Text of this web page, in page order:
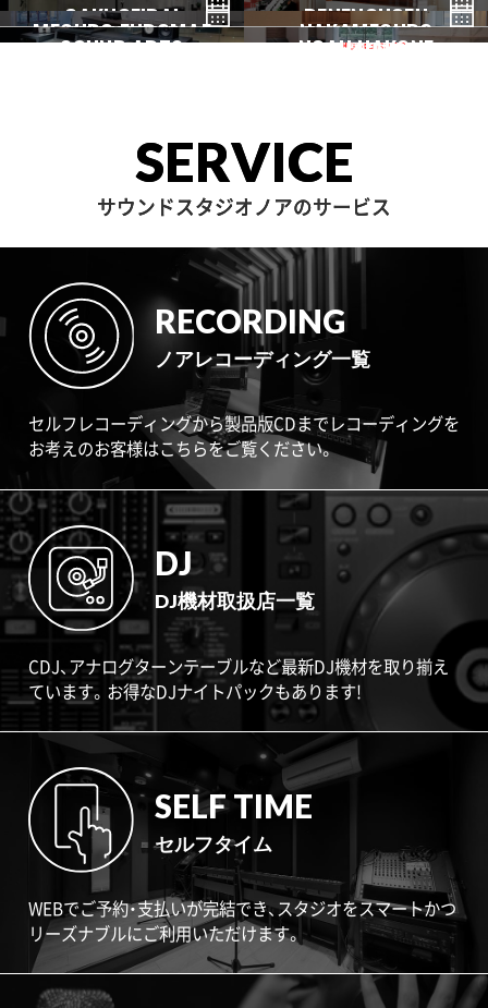
駒沢 池尻大橋
一時閉店中
銀座 赤坂
GAKUGEIDAI
学芸大
DENENCHOFU
田園調布
MEGURO FUDOMAE NAKAMEGURO
SOUND ARTS NOAH HAKONE
SERVICE
サウンドスタジオノアのサービス
RECORDING
ノアレコーディング一覧
セルフレコーディングから製品版CDまでレコーディングを
お考えのお客様はこちらをご覧ください。
DJ
DJ機材取扱店一覧
CDJ、アナログターンテーブルなど最新DJ機材を取り揃え
ています。お得なDJナイトパックもあります!
SELF TIME
セルフタイム
WEBでご予約・支払いが完結でき、スタジオをスマートかつ
リーズナブルにご利用いただけます。